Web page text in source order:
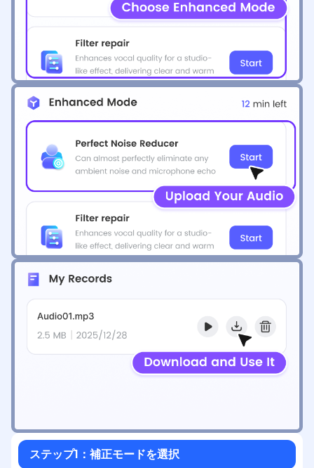
ステップ1：補正モードを選択